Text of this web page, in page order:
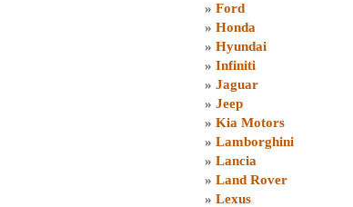
» Ford
» Honda
» Hyundai
» Infiniti
» Jaguar
» Jeep
» Kia Motors
» Lamborghini
» Lancia
» Land Rover
» Lexus